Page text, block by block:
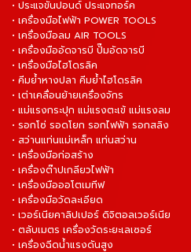
• ประแจขันปอนด์ ประแจทอร์ค
• เครื่องมือไฟฟ้า POWER TOOLS
• เครื่องมือลม AIR TOOLS
• เครื่องมืออัดจารบี ปั๊มอัดจารบี
• เครื่องมือไฮโดรลิค
• คีมย้ำหางปลา คีมย้ำไฮโดรลิค
• เต่าเคลื่อนย้ายเครื่องจักร
• แม่แรงกระปุก แม่แรงตะเข้ แม่แรงลม
• รอกโซ่ รอดโยก รอกไฟฟ้า รอกสลิง
• สว่านแท่นแม่เหล็ก แท่นสว่าน
• เครื่องมือก่อสร้าง
• เครื่องต๊าปเกลียวไฟฟ้า
• เครื่องมือออโตเมทีฟ
• เครื่องมือวัดละเอียด
• เวอร์เนียคาลิปเปอร์ ดิจิตอลเวอร์เนีย
• ตลับเมตร เครื่องวัดระยะเลเซอร์
• เครื่องฉีดน้ำแรงดันสูง